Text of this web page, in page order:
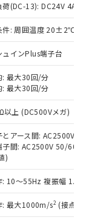
荷(DC-13): DC24V 4A/
件: 周囲温度 20±2℃、
ュインPlus端子台
: 最大30回/分
: 最大30回/分
以上 (DC500Vメガ)
とアース間: AC2500V
子間: AC2500V 50/
)
: 10～55Hz 複振幅
: 最大1000m/s2 (接点
のうえ
業取扱
価格
ので
には、
もある
果は、
内デー
り、閲
よび標
とをご
質）の
出す予
質）の
中の
として
などや
下、 カド
フェニル
エーテル類
RoHSの
の
。
へお問
カドミウ
化ビフェ
、外国
商品
輸出
、日本
取引許
続きを